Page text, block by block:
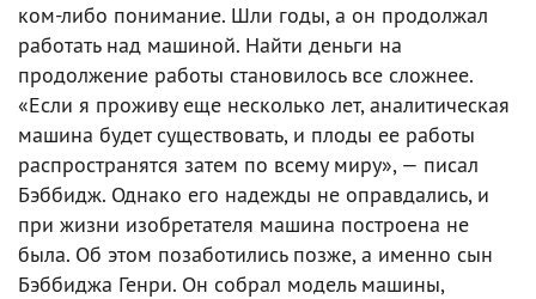
ком-либо понимание. Шли годы, а он продолжал
работать над машиной. Найти деньги на
продолжение работы становилось все сложнее.
«Если я проживу еще несколько лет, аналитическая
машина будет существовать, и плоды ее работы
распространятся затем по всему миру», — писал
Бэббидж. Однако его надежды не оправдались, и
при жизни изобретателя машина построена не
была. Об этом позаботились позже, а именно сын
Бэббиджа Генри. Он собрал модель машины,